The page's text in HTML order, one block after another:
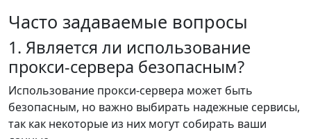
Часто задаваемые вопросы
1. Является ли использование
прокси-сервера безопасным?
Использование прокси-сервера может быть
безопасным, но важно выбирать надежные сервисы,
так как некоторые из них могут собирать ваши